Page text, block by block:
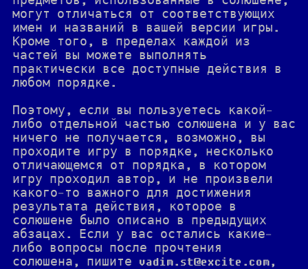
могут отличаться от соответствующих
имен и названий в вашей версии игры.
Кроме того, в пределах каждой из
частей вы можете выполнять
практически все доступные действия в
любом порядке.
Поэтому, если вы пользуетесь какой-
либо отдельной частью солюшена и у вас
ничего не получается, возможно, вы
проходите игру в порядке, несколько
отличающемся от порядка, в котором
игру проходил автор, и не произвели
какого-то важного для достижения
результата действия, которое в
солюшене было описано в предыдущих
абзацах. Если у вас остались какие-
либо вопросы после прочтения
солюшена, пишите vadim.st@excite.com,